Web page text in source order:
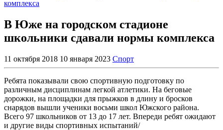
В Юже на городском стадионе
школьники сдавали нормы комплекса
11 октября 2018 10 января 2023 Спорт
Ребята показывали свою спортивную подготовку по
различным дисциплинам легкой атлетики. На беговые
дорожки, на площадки для прыжков в длину и бросков
снарядов вышли ученики восьми школ Южского района.
Всего 97 школьников от 13 до 17 лет. Впереди ребят ожидают
и другие виды спортивных испытаний/